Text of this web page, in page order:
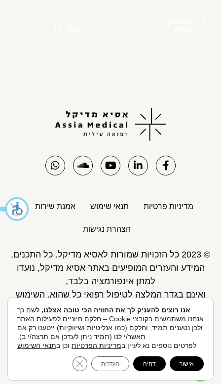
לקביעת תור אונליין
מדיניות פרטיות תנאי שימוש אמנת שירות
הצהרת נגישות
© 2023 כל הזכויות שמורות לאסיא מדיקל. כל התכנים,
המידע והעזרים המופיעים באתר אסיא מדיקל, נועדו
למתן אינפורמציה בלבד,
ואינם בגדר המלצה לטיפול רפואי כל שהוא. השימוש
באתר כפוף לתנאי השימוש ואינו מחליף את אחריות
הגולש לקבלת ייעוץ ע"י רופא.
פיתוח אתר: Skymaster
אנו רוצים להעניק לך את החוויה הכי טובה אצלנו, לשם כך
אנחנו משתמשים בקובצי Cookie – חלקם חיוניים לפעילות האתר
ולכן נטענים תמיד, וחלקם (כמו אנליטיות ושיווקיות) ייטענו רק אם
תאשר/י לנו (תמיד ניתן לעדכן אם תרצה/י ב).
לפרטים נוספים נא לעיין במדיניות הפרטיות וכן בתנאי השימוש
אישור דחיה הגדרות GDPR Cookie Banner